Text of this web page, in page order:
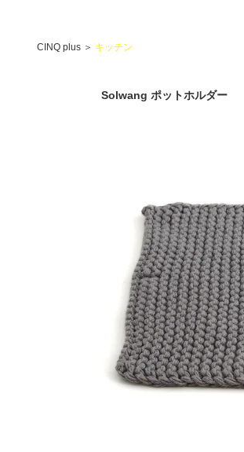
CINQ plus ＞ キッチン
Solwang ポットホルダー